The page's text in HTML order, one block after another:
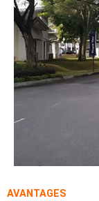
AVANTAGES